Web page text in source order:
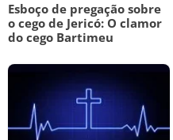
Esboço de pregação sobre
o cego de Jericó: O clamor
do cego Bartimeu